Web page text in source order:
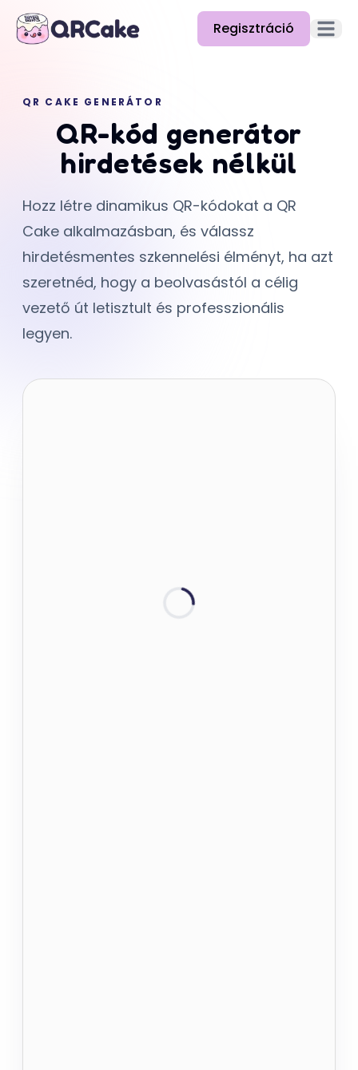
Regisztráció
Árazás
Blog
Súgó
API
QR CAKE GENERÁTOR
QR-kód generátor
hirdetések nélkül
Hozz létre dinamikus QR-kódokat a QR
Cake alkalmazásban, és válassz
hirdetésmentes szkennelési élményt, ha azt
szeretnéd, hogy a beolvasástól a célig
vezető út letisztult és professzionális
legyen.